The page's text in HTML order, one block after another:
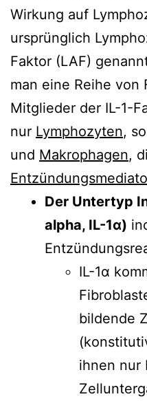
Wirkung auf
ursprünglich
Faktor (LAF)
man eine Reihe von
Mitglieder der IL-1-
nur Lymphozyten,
und Makrophagen,
Der Untertyp
alpha, IL-1α)
IL-1α
bildende
ihnen nur